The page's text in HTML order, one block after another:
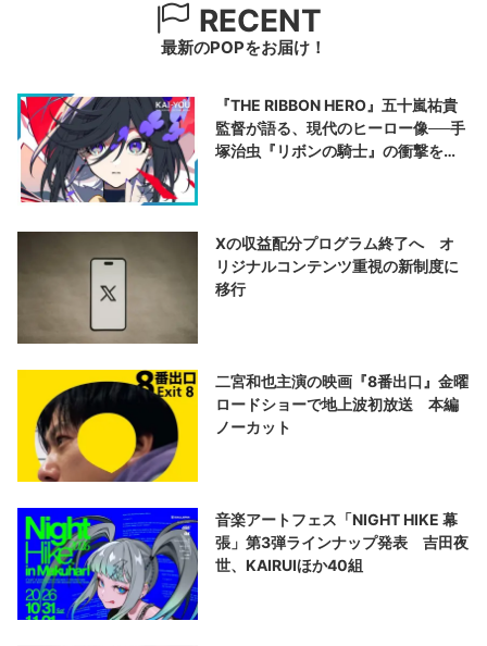
RECENT
最新のPOPをお届け！
『THE RIBBON HERO』五十嵐祐貴
監督が語る、現代のヒーロー像──手
塚治虫『リボンの騎士』の衝撃を再
Xの収益配分プログラム終了へ オ
リジナルコンテンツ重視の新制度に
移行
二宮和也主演の映画『8番出口』金曜
ロードショーで地上波初放送 本編
ノーカット
音楽アートフェス「NIGHT HIKE 幕
張」第3弾ラインナップ発表 吉田夜
世、KAIRUIほか40組